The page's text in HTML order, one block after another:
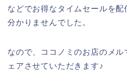
などでお得なタイムセールを配
分かりませんでした。
なので、ココノミのお店のメル
ェアさせていただきます♪